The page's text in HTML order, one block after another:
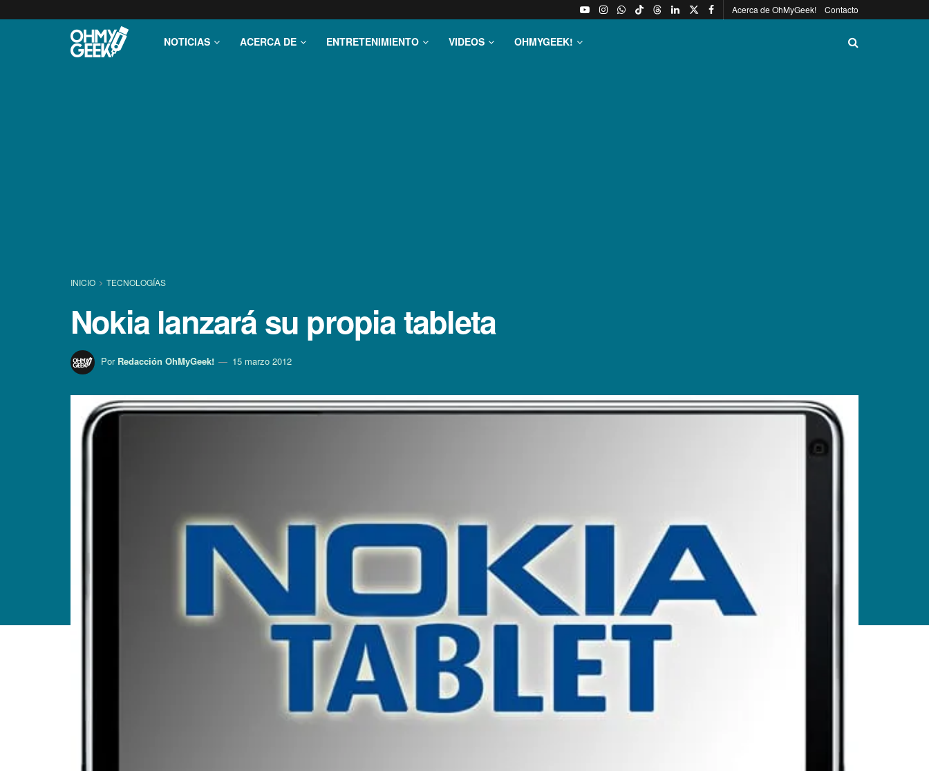
Acerca de OhMyGeek! Contacto
NOTICIAS ACERCA DE ENTRETENIMIENTO VIDEOS OHMYGEEK!
INICIO TECNOLOGÍ­AS
Nokia lanzará su propia tableta
Por Redacción OhMyGeek! 15 marzo 2012